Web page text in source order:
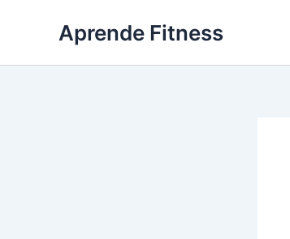
Aprende Fitness